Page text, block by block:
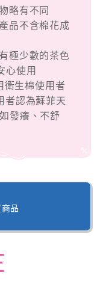
略有不同
品不含棉花成
極少數的茶色
心使用
衛生棉使用者
者認為蘇菲天
發癢、不舒
品